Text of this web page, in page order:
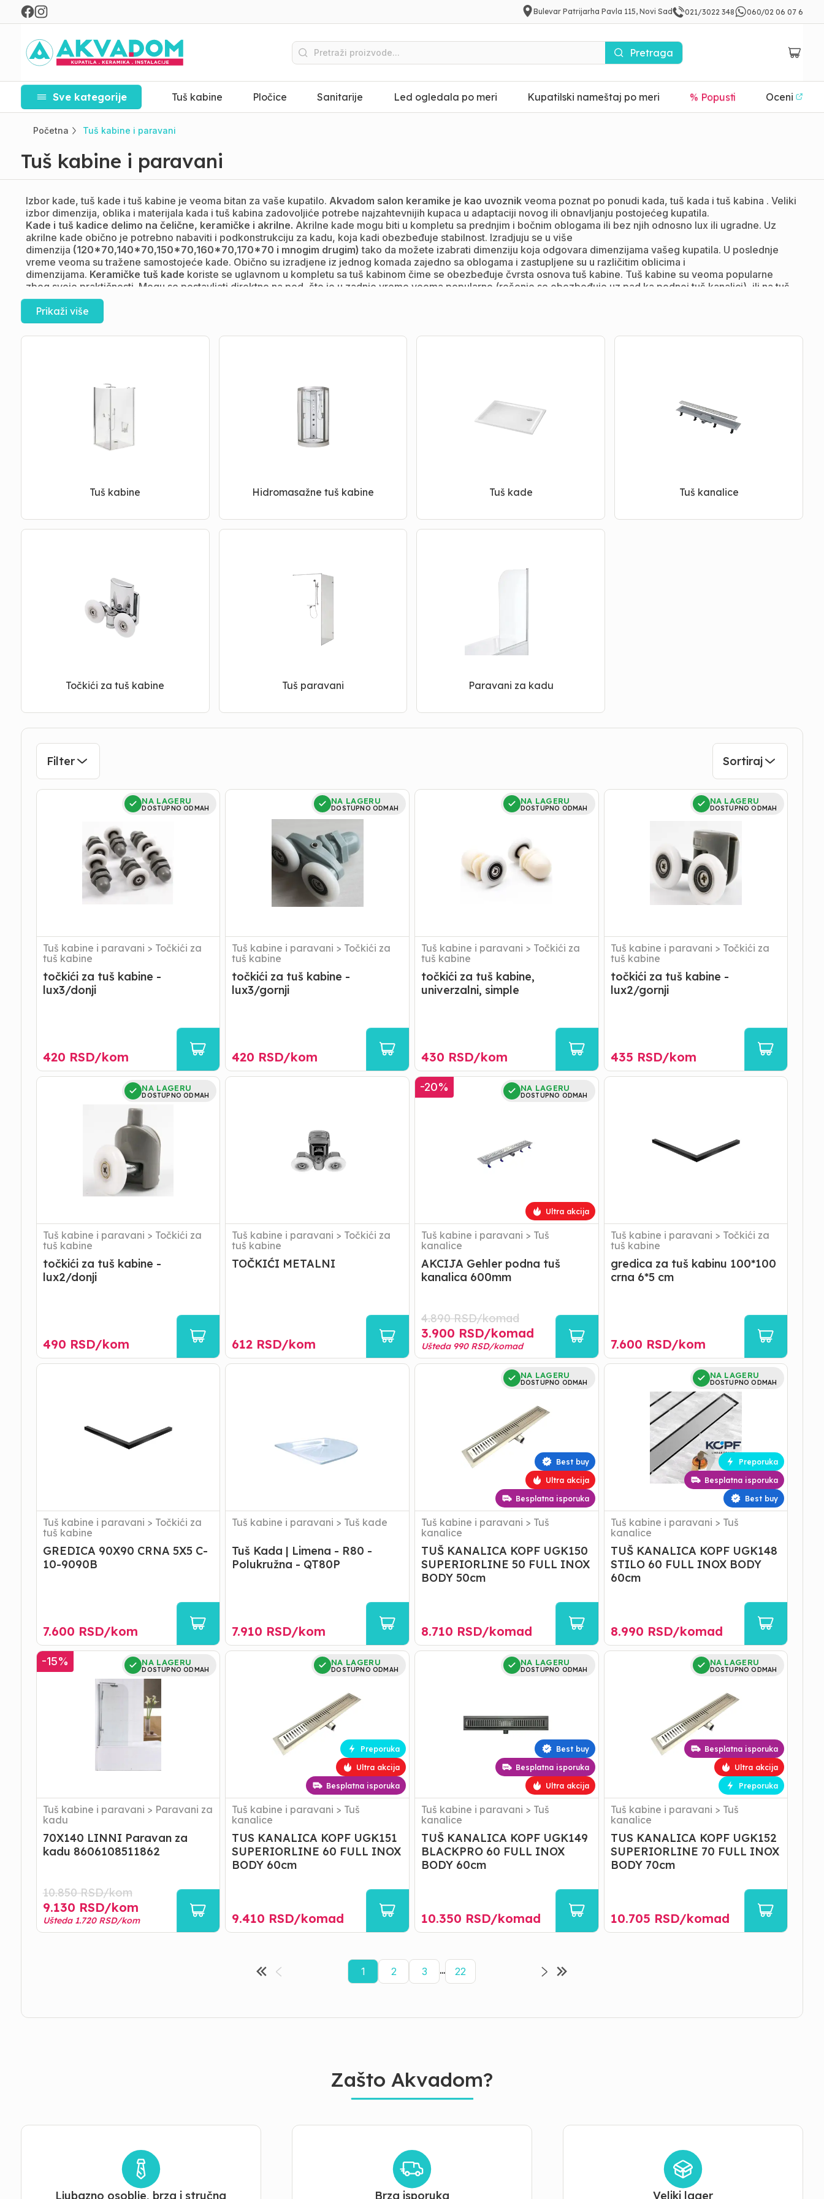
Bulevar Patrijarha Pavla 115, Novi Sad 021/3022 348 060/02 06 07 6
Pretraga
Sve kategorije Tuš kabine Pločice Sanitarije Led ogledala po meri Kupatilski nameštaj po meri % Popusti Oceni
Početna Tuš kabine i paravani
Tuš kabine i paravani
Izbor kade, tuš kade i tuš kabine je veoma bitan za vaše kupatilo. Akvadom salon keramike je kao uvoznikveoma poznat po ponudi kada, tuš kada i tuš kabina . Veliki
izbor dimenzija, oblika i materijala kada i tuš kabina zadovoljiće potrebe najzahtevnijih kupaca u adaptaciji novog ili obnavljanju postojećeg kupatila.
Kade i tuš kadice delimo na čelične, keramičke i akrilne. Akrilne kade mogu biti u kompletu sa prednjim i bočnim oblogama ili bez njih odnosno lux ili ugradne. Uz
akrilne kade obično je potrebno nabaviti i podkonstrukciju za kadu, koja kadi obezbeđuje stabilnost. Izradjuju se u više
dimenzija (120*70,140*70,150*70,160*70,170*70 i mnogim drugim) tako da možete izabrati dimenziju koja odgovara dimenzijama vašeg kupatila. U poslednje
vreme veoma su tražene samostojeće kade. Obično su izradjene iz jednog komada zajedno sa oblogama i zastupljene su u različitim oblicima i
dimenzijama. Keramičke tuš kade koriste se uglavnom u kompletu sa tuš kabinom čime se obezbeđuje čvrsta osnova tuš kabine. Tuš kabine su veoma popularne
zbog svoje praktičnosti. Mogu se postavljati direktno na pod, što je u zadnje vreme veoma popularno (rešenje se obezbeđuje uz pad ka podnoj tuš kanalici), ili na tuš
kadice koje treba da prate dimenziju kabine.
Akvadom nudi veliki izbor kako kvadratnih tako i polukružnih tuš kada
običnih tuš kabina izdvajamo sve popularnije
(100cm i 120 cm). Tuš stena se montira direktno na pod, a za odvod preporučujemo tuš kanalice, koje dodatno daju elegantan izgled celoj kabini. Iz ponude izdvajamo
Prikaži više
Tuš kabine Hidromasažne tuš kabine Tuš kade Tuš kanalice
Točkići za tuš kabine Tuš paravani Paravani za kadu
Filter Sortiraj
točkići
NA LAGERU
DOSTUPNO ODMAH
Tuš kabine i paravani > Točkići za
tuš kabine
točkići za tuš kabine -
lux3/donji
420 RSD/kom
točkići
lux3/gornji
NA LAGERU
DOSTUPNO ODMAH
Tuš kabine i paravani > Točkići za
tuš kabine
točkići za tuš kabine -
lux3/gornji
420 RSD/kom
točkići
NA LAGERU
DOSTUPNO ODMAH
Tuš kabine i paravani > Točkići za
tuš kabine
točkići za tuš kabine,
univerzalni, simple
430 RSD/kom
točkići
lux2/gornji
NA LAGERU
DOSTUPNO ODMAH
Tuš kabine i paravani > Točkići za
tuš kabine
točkići za tuš kabine -
lux2/gornji
435 RSD/kom
točkići
NA LAGERU
DOSTUPNO ODMAH
Tuš kabine i paravani > Točkići za
tuš kabine
točkići za tuš kabine -
lux2/donji
490 RSD/kom
TOČKIĆI
Tuš kabine i paravani > Točkići za
tuš kabine
TOČKIĆI METALNI
612 RSD/kom
AKCIJA
Gehler
-20%
Ultra akcija
NA LAGERU
DOSTUPNO ODMAH
Tuš kabine i paravani > Tuš
kanalice
AKCIJA Gehler podna tuš
kanalica 600mm
4.890RSD/komad
3.900 RSD/komad
Ušteda 990RSD/komad
gredica
Tuš kabine i paravani > Točkići za
tuš kabine
gredica za tuš kabinu 100*100
crna 6*5 cm
7.600 RSD/kom
GREDICA
Tuš kabine i paravani > Točkići za
tuš kabine
GREDICA 90X90 CRNA 5X5 C-
10-9090B
7.600 RSD/kom
Tuš
Tuš kabine i paravani > Tuš kade
Tuš Kada | Limena - R80 -
Polukružna - QT80P
7.910 RSD/kom
TUŠ
Best buy
Ultra akcija
Besplatna isporuka
NA LAGERU
DOSTUPNO ODMAH
Tuš kabine i paravani > Tuš
kanalice
TUŠ KANALICA KOPF UGK150
SUPERIORLINE 50 FULL INOX
BODY 50cm
8.710 RSD/komad
TUŠ
Preporuka
Besplatna isporuka
Best buy
NA LAGERU
DOSTUPNO ODMAH
Tuš kabine i paravani > Tuš
kanalice
TUŠ KANALICA KOPF UGK148
STILO 60 FULL INOX BODY
60cm
8.990 RSD/komad
70X140
LINNI
-15% NA LAGERU
DOSTUPNO ODMAH
Tuš kabine i paravani > Paravani za
kadu
70X140 LINNI Paravan za
kadu 8606108511862
10.850RSD/kom
9.130 RSD/kom
Ušteda 1.720RSD/kom
TUS
Preporuka
Ultra akcija
Besplatna isporuka
NA LAGERU
DOSTUPNO ODMAH
Tuš kabine i paravani > Tuš
kanalice
TUS KANALICA KOPF UGK151
SUPERIORLINE 60 FULL INOX
BODY 60cm
9.410 RSD/komad
TUŠ
Best buy
Besplatna isporuka
Ultra akcija
NA LAGERU
DOSTUPNO ODMAH
Tuš kabine i paravani > Tuš
kanalice
TUŠ KANALICA KOPF UGK149
BLACKPRO 60 FULL INOX
BODY 60cm
10.350 RSD/komad
TUS
Besplatna isporuka
Ultra akcija
Preporuka
NA LAGERU
DOSTUPNO ODMAH
Tuš kabine i paravani > Tuš
kanalice
TUS KANALICA KOPF UGK152
SUPERIORLINE 70 FULL INOX
BODY 70cm
10.705 RSD/komad
1 2 3 ... 22
Zašto Akvadom?
Ljubazno osoblje, brza i stručna Brza isporuka Veliki lager